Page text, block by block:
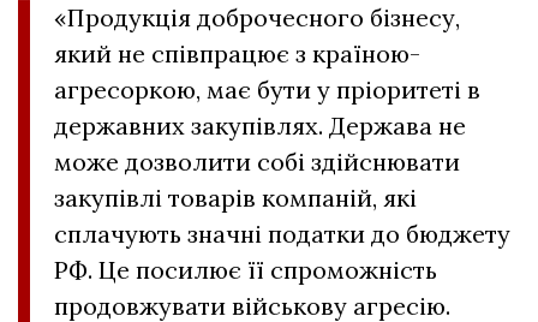
«Продукція доброчесного бізнесу,
який не співпрацює з країною-
агресоркою, має бути у пріоритеті в
державних закупівлях. Держава не
може дозволити собі здійснювати
закупівлі товарів компаній, які
сплачують значні податки до бюджету
РФ. Це посилює її спроможність
продовжувати військову агресію.